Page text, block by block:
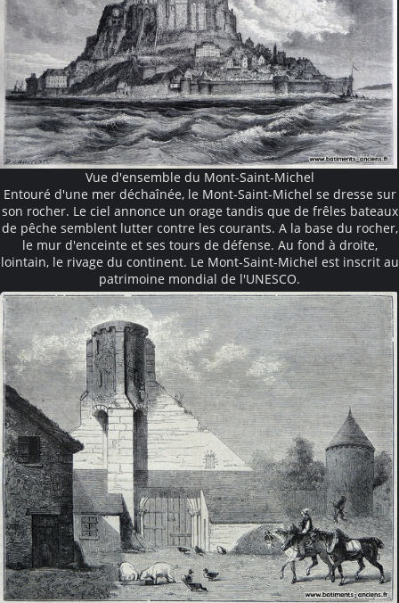
Vue d'ensemble du Mont-Saint-Michel
Entouré d'une mer déchaînée, le Mont-Saint-Michel se dresse sur
son rocher. Le ciel annonce un orage tandis que de frêles bateaux
de pêche semblent lutter contre les courants. A la base du rocher,
le mur d'enceinte et ses tours de défense. Au fond à droite,
lointain, le rivage du continent. Le Mont-Saint-Michel est inscrit au
patrimoine mondial de l'UNESCO.